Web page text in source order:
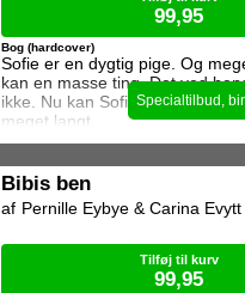
Sofie er en dygtig pige. Og
kan en masse ting. Det ved
ikke. Nu kan Sofie hoppe. Hun
meget langt.
Bog (hardcover)
99,95
Bibis ben
Pernille Eybye & Carina Evytt
Tilføj til kurv
99,95